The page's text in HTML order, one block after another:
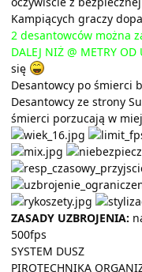
Kampiących graczy
2 desantowców można
DALEJ NIŻ @ METRY OD
się
Desantowcy po śmierci
Desantowcy ze strony
śmierci porzucają w
ZASADY UZBROJENIA:
500fps
SYSTEM DUSZ
PIROTECHNIKA